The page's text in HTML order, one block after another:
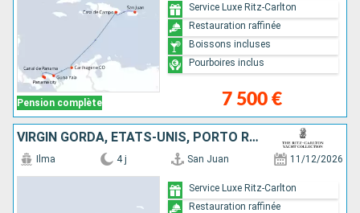
Pension complète 7 500 €
Service Luxe Ritz-Carlton
Restauration raffinée
Boissons incluses
Pourboires inclus
VIRGIN GORDA, ÉTATS-UNIS, PORTO RICO
Ilma 4 j San Juan 11/12/2026
Service Luxe Ritz-Carlton
Restauration raffinée